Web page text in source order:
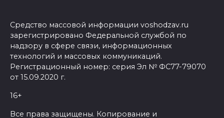
Средство массовой информации voshodzav.ru
зарегистрировано Федеральной службой по
надзору в сфере связи, информационных
технологий и массовых коммуникаций.
Регистрационный номер: серия Эл № ФС77-79070
от 15.09.2020 г.
16+
Все права защищены. Копирование и